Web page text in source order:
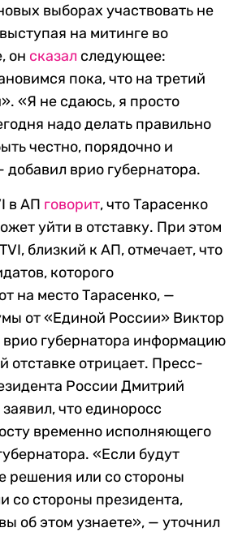
выборах участвовать не
на митинге во
он сказал следующее:
пока, что на третий
«Я не сдаюсь, я просто
надо делать правильно
честно, порядочно и
добавил врио губернатора.
в АП говорит, что Тарасенко
уйти в отставку. При этом
близкий к АП, отмечает, что
которого
на место Тарасенко, —
от «Единой России» Виктор
губернатора информацию
отставке отрицает. Пресс-
России Дмитрий
что единоросс
временно исполняющего
«Если будут
решения или со стороны
со стороны президента,
об этом узнаете», — уточнил